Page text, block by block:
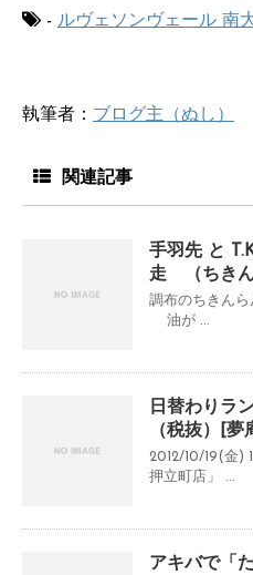
- ルヴェソンヴェール 南
執筆者： ブログ主（ぬし）
関連記事
手羽先 と
走 （ちきん
調布のちきん
油が ...
日替わりラ
（税抜）[夢
2012/10/19(金)
押立町店」 ...
アキバで「